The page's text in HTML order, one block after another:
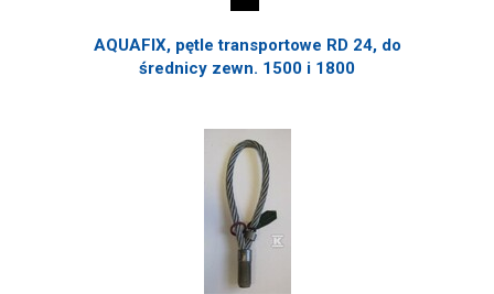
AQUAFIX, pętle transportowe RD 24, do
średnicy zewn. 1500 i 1800